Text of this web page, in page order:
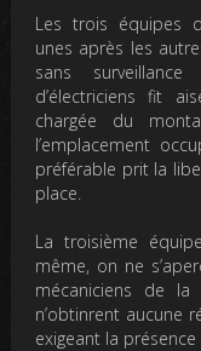
Les trois équipes
unes après les
sans surveillance
d’électriciens fit
chargée du
l’emplacement
préférable prit la
place.
La troisième
même, on ne
mécaniciens de
n’obtinrent aucune
exigeant la